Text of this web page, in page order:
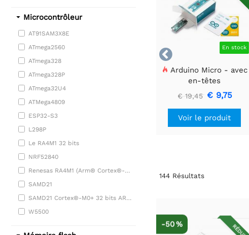
Microcontrôleur
AT91SAM3X8E
ATmega2560
ATmega328
ATmega328P
ATmega32U4
ATMega4809
ESP32-S3
L298P
Le RA4M1 32 bits
NRF52840
Renesas RA4M1 (Arm® Cortex®-M4)
SAMD21
SAMD21 Cortex®-M0+ 32 bits ARM® MCU avec basse consommation.
W5500
 En stock
Arduino Micro - avec
en-têtes
€ 19,45 € 9,75
Voir le produit
144 Résultats
RÉDUIT
-50 %